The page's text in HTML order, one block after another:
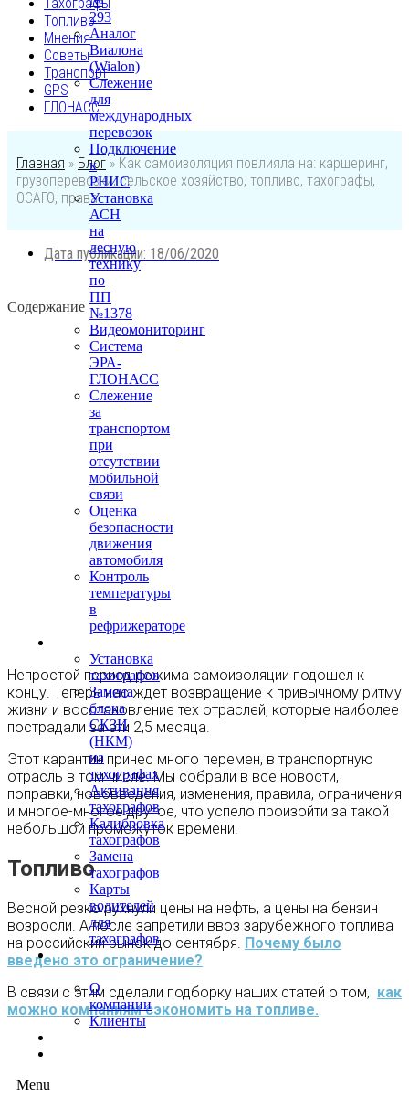
293
Аналог
Виалона
(Wialon)
Слежение
для
международных
перевозок
Подключение
к
РНИС
Установка
АСН
на
лесную
технику
по
ПП
№1378
Видеомониторинг
Система
ЭРА-
ГЛОНАСС
Слежение
за
транспортом
при
отсутствии
мобильной
связи
Оценка
безопасности
движения
автомобиля
Контроль
температуры
в
рефрижераторе
Установка
тахографов
Замена
блока
СКЗИ
(НКМ)
на
тахографах
Активация
тахографов
Калибровка
тахографов
Замена
тахографов
Карты
водителей
для
тахографов
О
нас
О
компании
Клиенты
Menu
Топливо
Мнения
Советы
Транспорт
GPS
ГЛОНАСС
Главная » Блог » Как самоизоляция повлияла на: каршеринг,
грузоперевозки, сельское хозяйство, топливо, тахографы,
ОСАГО, права
Дата публикации: 18/06/2020
Содержание
Непростой период режима самоизоляции подошел к
концу. Теперь нас ждет возвращение к привычному ритму
жизни и восстановление тех отраслей, которые наиболее
пострадали за эти 2,5 месяца.
Этот карантин принес много перемен, в транспортную
отрасль в том числе. Мы собрали в все новости,
поправки, нововведения, изменения, правила, ограничения
и многое-многое другое, что успело произойти за такой
небольшой промежуток времени.
Топливо
Весной резко рухнули цены на нефть, а цены на бензин
возросли. А после запретили ввоз зарубежного топлива
на российский рынок до сентября. Почему было
введено это ограничение?
В связи с этим сделали подборку наших статей о том, как
можно компаниям сэкономить на топливе.